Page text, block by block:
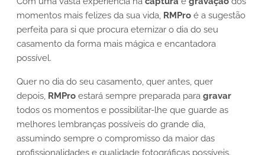
momentos mais felizes da sua vida, RMPro é a sugestão
perfeita para si que procura eternizar o dia do seu
casamento da forma mais mágica e encantadora
possível.
Quer no dia do seu casamento, quer antes, quer
depois, RMPro estará sempre preparada para gravar
todos os momentos e possibilitar-lhe que guarde as
melhores lembranças possíveis do grande dia,
assumindo sempre o compromisso da maior das
profissionalidades e qualidade fotográficas possíveis.